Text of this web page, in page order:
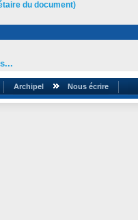
du document)
Archipel Nous écrire